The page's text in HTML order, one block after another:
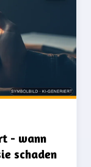
- wann
schaden